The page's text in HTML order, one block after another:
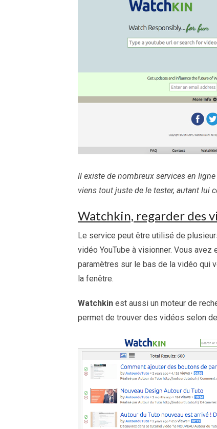
Il existe de nombreux services en
viens tout juste de le tester, autant lui
Watchkin, regarder des
Le service peut être utilisé de
vidéo YouTube à visionner. Vous
paramètres sur le bas de la vidéo qui
la fenêtre.
Watchkin est aussi un moteur de
permet de trouver des vidéos selon